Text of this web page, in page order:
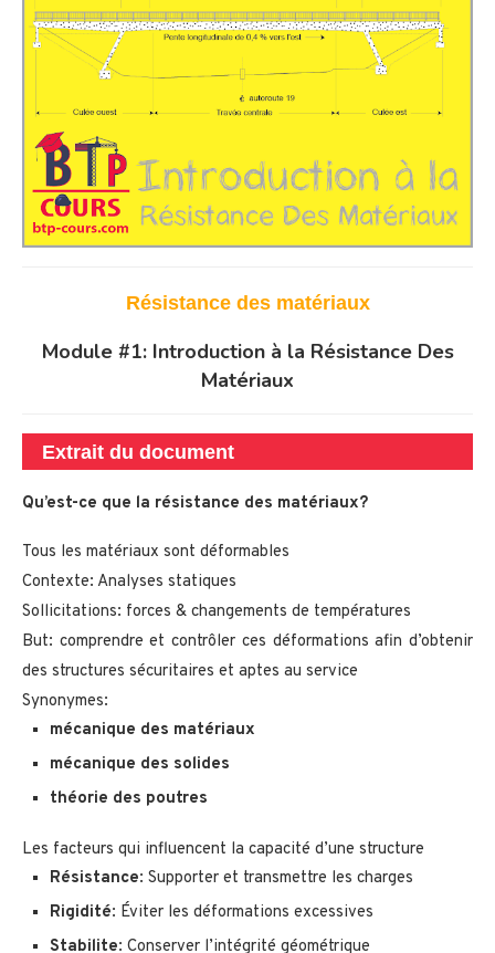
Résistance des matériaux
Module #1: Introduction à la Résistance Des
Matériaux
Extrait du document
Qu’est-ce que la résistance des matériaux?
Tous les matériaux sont déformables
Contexte: Analyses statiques
Sollicitations: forces & changements de températures
But: comprendre et contrôler ces déformations afin d’obtenir
des structures sécuritaires et aptes au service
Synonymes:
mécanique des matériaux
mécanique des solides
théorie des poutres
Les facteurs qui influencent la capacité d’une structure
Résistance: Supporter et transmettre les charges
Rigidité: Éviter les déformations excessives
Stabilite: Conserver l’intégrité géométrique